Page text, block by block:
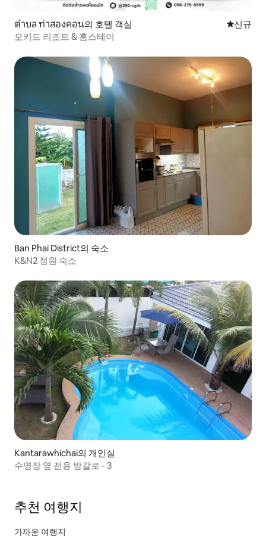
ตำบล ท่าสองคอน의 호텔 객실 신규 숙소
신규
오키드 리조트 & 홈스테이
Ban Phai District의 숙소
K&N2 정원 숙소
Kantarawhichai의 개인실
수영장 옆 전용 방갈로 - 3
추천 여행지
가까운 여행지